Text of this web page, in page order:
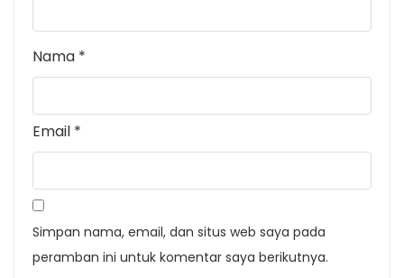
Nama *
Email *
Simpan nama, email, dan situs web saya pada
peramban ini untuk komentar saya berikutnya.